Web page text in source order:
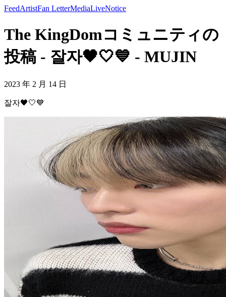
FeedArtistFan LetterMediaLiveNotice
The KingDomコミュニティの
投稿 - 잘자🖤🤍💙 - MUJIN
2023 年 2 月 14 日
잘자🖤🤍💙